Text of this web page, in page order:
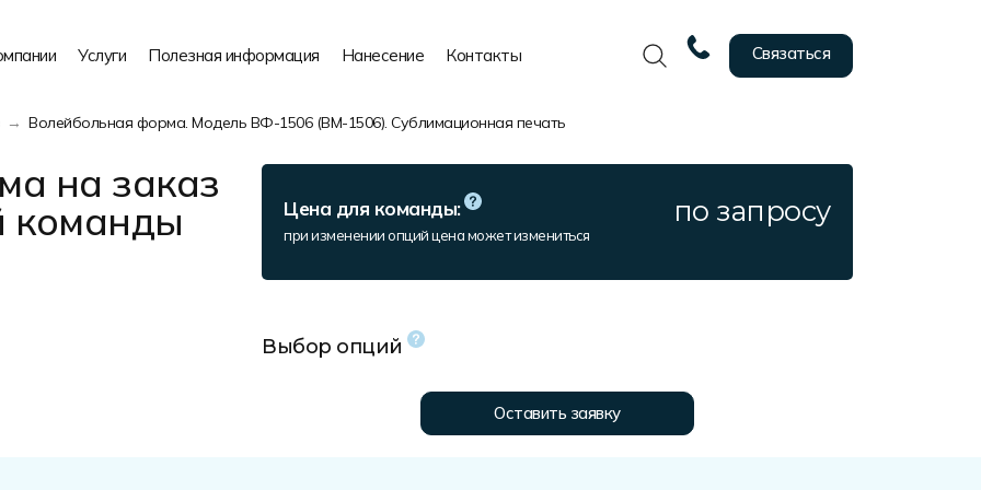
Услуги Полезная информация Нанесение Контакты Связаться
Волейбольная форма. Модель ВФ-1506 (ВМ-1506). Сублимационная печать
на заказ
команды Цена для команды:
при изменении опций цена может измениться
по запросу
Выбор опций
Оставить заявку